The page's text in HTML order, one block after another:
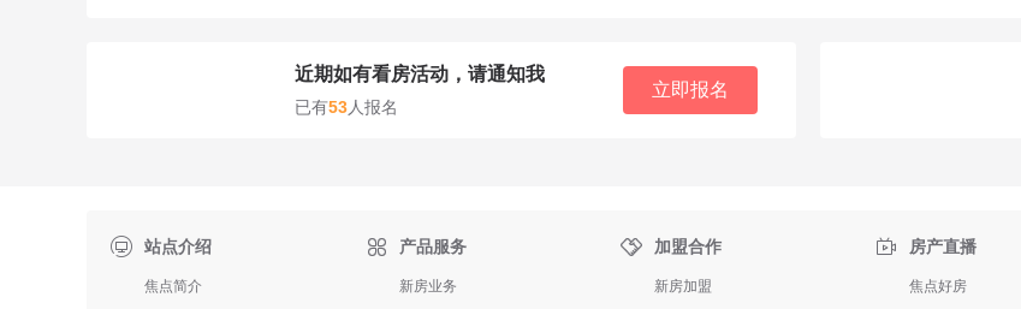
近期如有看房活动，请通知我
已有53人报名
立即报名
站点介绍
焦点简介
 产品服务
新房业务
 加盟合作
新房加盟
 房产直播
焦点好房